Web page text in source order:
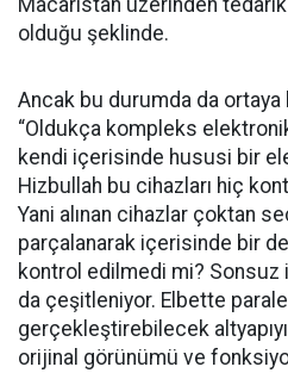
Macaristan üzerinden
olduğu şeklinde.
Ancak bu durumda da ortaya
“Oldukça kompleks
kendi içerisinde hususi bir
Hizbullah bu cihazları hiç
Yani alınan cihazlar çoktan
parçalanarak içerisinde bir
kontrol edilmedi mi?
da çeşitleniyor. Elbette
gerçekleştirebilecek altyapıyı
orijinal görünümü ve